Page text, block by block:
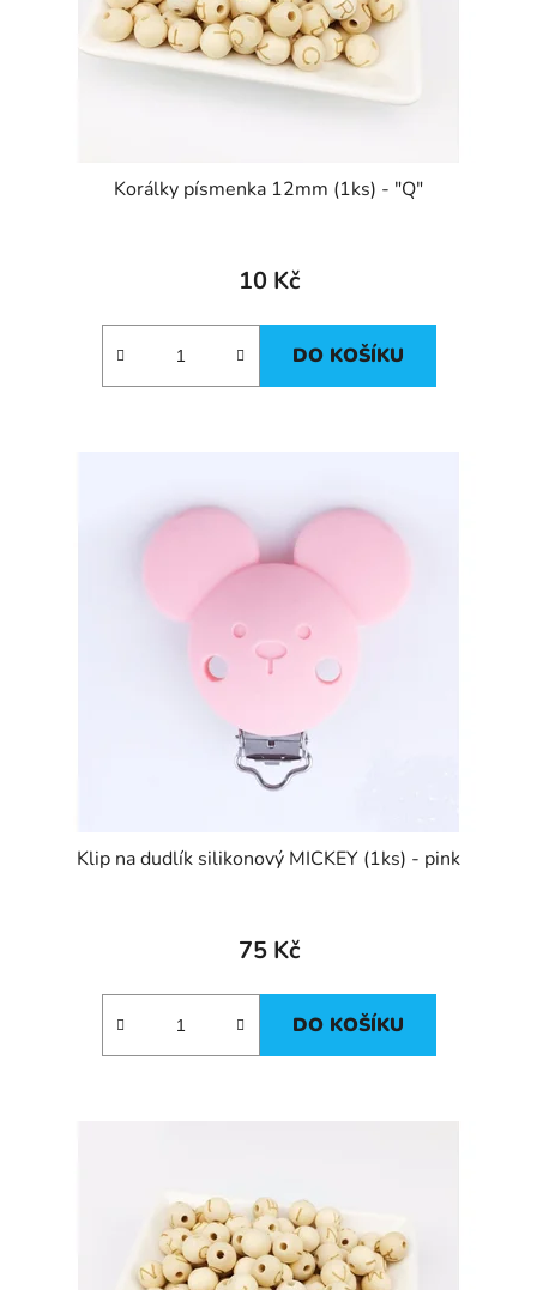
Korálky písmenka 12mm (1ks) - "Q"
10 Kč
DO KOŠÍKU
Klip na dudlík silikonový MICKEY (1ks) - pink
75 Kč
DO KOŠÍKU